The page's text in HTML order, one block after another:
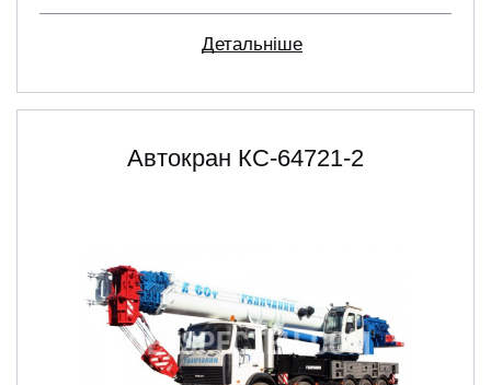
Детальніше
Автокран КС-64721-2